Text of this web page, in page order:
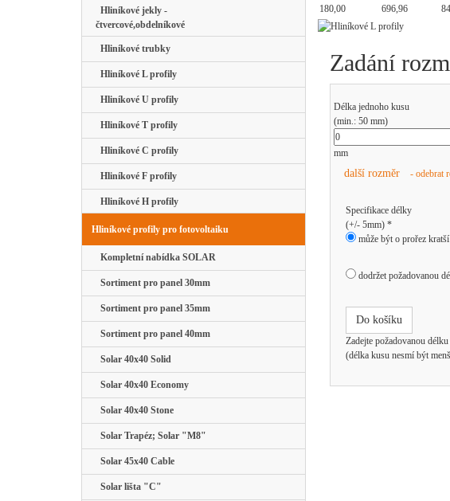
Hliníkové jekly -
čtvercové,obdelníkové
Hliníkové trubky
Hliníkové L profily
Hliníkové U profily
Hliníkové T profily
Hliníkové C profily
Hliníkové F profily
Hliníkové H profily
Hliníkové profily pro fotovoltaiku
Kompletní nabídka SOLAR
Sortiment pro panel 30mm
Sortiment pro panel 35mm
Sortiment pro panel 40mm
Solar 40x40 Solid
Solar 40x40 Economy
Solar 40x40 Stone
Solar Trapéz; Solar "M8"
Solar 45x40 Cable
Solar lišta "C"
180,00
696,96
Zadání
Délka jednoho kusu
(min.: 50 mm)
mm
další rozměr - odebrat
Specifikace délky
(+/- 5mm) *
může být o prořez
dodržet požadovanou
Do košíku
Zadejte požadovanou
(délka kusu nesmí být